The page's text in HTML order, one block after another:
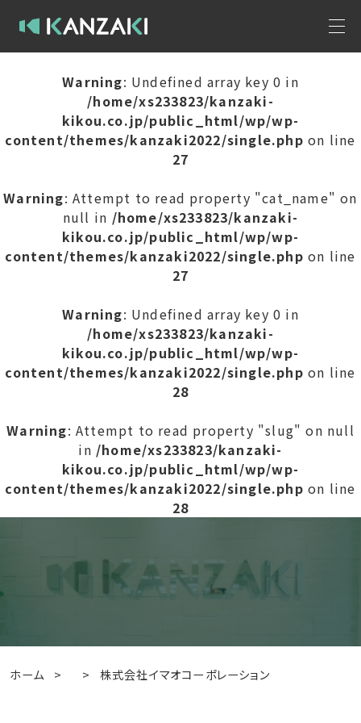
Warning: Undefined array key 0 in
/home/xs233823/kanzaki-
kikou.co.jp/public_html/wp/wp-
content/themes/kanzaki2022/single.php on line
27
Warning: Attempt to read property "cat_name" on
null in /home/xs233823/kanzaki-
kikou.co.jp/public_html/wp/wp-
content/themes/kanzaki2022/single.php on line
27
Warning: Undefined array key 0 in
/home/xs233823/kanzaki-
kikou.co.jp/public_html/wp/wp-
content/themes/kanzaki2022/single.php on line
28
Warning: Attempt to read property "slug" on null
in /home/xs233823/kanzaki-
kikou.co.jp/public_html/wp/wp-
content/themes/kanzaki2022/single.php on line
28
ホーム > > 株式会社イマオコーポレーション